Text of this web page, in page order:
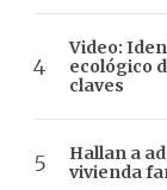
Video:
ecológico
claves
Hallan a
vivienda